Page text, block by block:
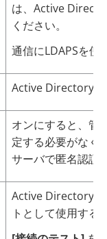
は、Active
ください。
通信にLDAPSを使
Active Directoryの
オンにすると、管
定する必要がなく
サーバで匿名認証
Active Directoryサ
トとして使用する